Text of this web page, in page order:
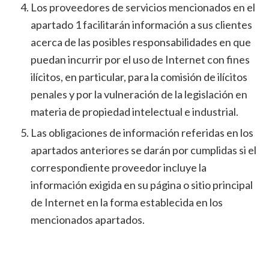
Los proveedores de servicios mencionados en el
apartado 1 facilitarán información a sus clientes
acerca de las posibles responsabilidades en que
puedan incurrir por el uso de Internet con fines
ilícitos, en particular, para la comisión de ilícitos
penales y por la vulneración de la legislación en
materia de propiedad intelectual e industrial.
Las obligaciones de información referidas en los
apartados anteriores se darán por cumplidas si el
correspondiente proveedor incluye la
información exigida en su página o sitio principal
de Internet en la forma establecida en los
mencionados apartados.